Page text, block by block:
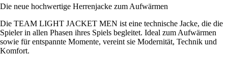
Die neue hochwertige Herrenjacke zum Aufwärmen
Die TEAM LIGHT JACKET MEN ist eine technische Jacke, die die
Spieler in allen Phasen ihres Spiels begleitet. Ideal zum Aufwärmen
sowie für entspannte Momente, vereint sie Modernität, Technik und
Komfort.